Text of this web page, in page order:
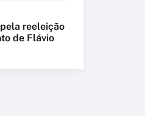
reeleição
de Flávio